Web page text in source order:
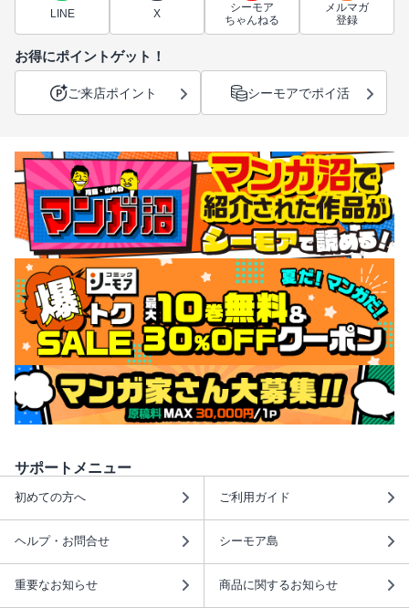
LINE X
シーモア
ちゃんねる
メルマガ
登録
お得にポイントゲット！
ご来店ポイント シーモアでポイ活
サポートメニュー
初めての方へ ご利用ガイド
ヘルプ・お問合せ シーモア島
重要なお知らせ 商品に関するお知らせ